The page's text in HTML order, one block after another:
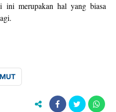
ini merupakan hal yang biasa